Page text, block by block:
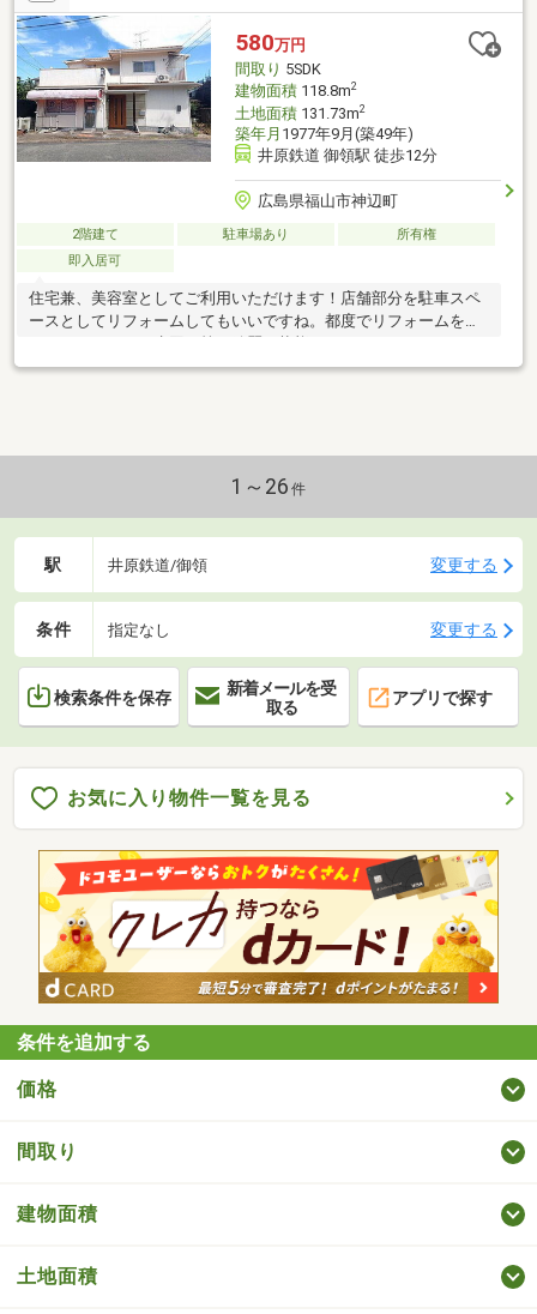
580万円
間取り 5SDK
建物面積118.8m2
土地面積131.73m2
築年月 1977年9月(築49年)
井原鉄道 御領駅 徒歩12分
広島県福山市神辺町
2階建て 駐車場あり
所有権
即入居可
住宅兼、美容室としてご利用いただけます！店舗部分を駐車スペ
ースとしてリフォームしてもいいですね。都度でリフォームをさ
1～26 件
駅 井原鉄道/御領 変更する
条件 指定なし 変更する
検索条件を保存
新着メールを受
取る
アプリで探す
お気に入り物件一覧を見る
条件を追加する
価格
間取り
建物面積
土地面積